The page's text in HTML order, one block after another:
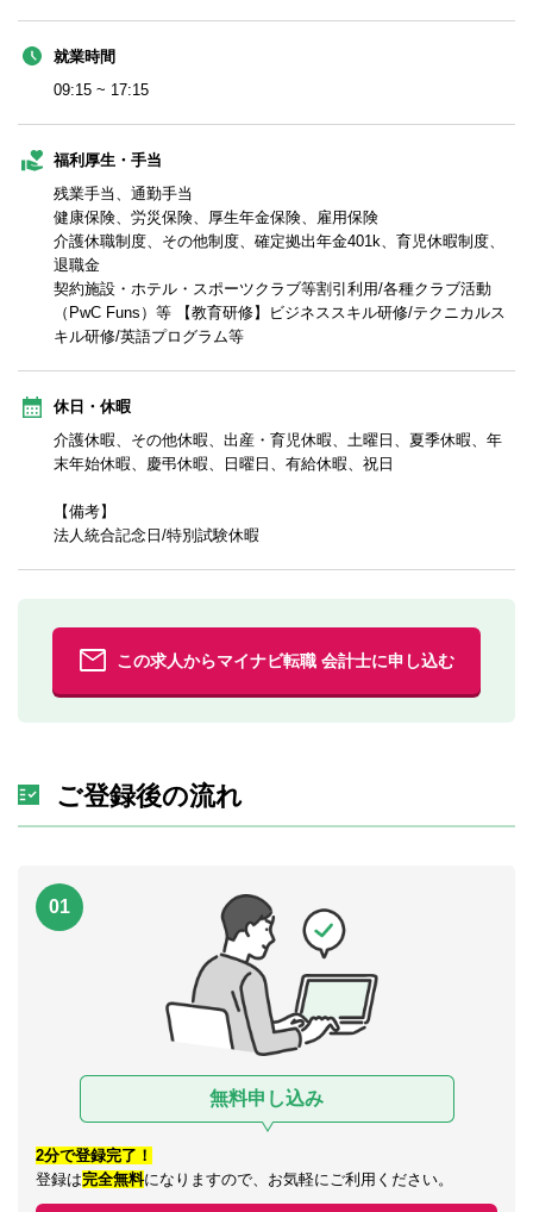
就業時間
09:15 ~ 17:15
福利厚生・手当
残業手当、通勤手当
健康保険、労災保険、厚生年金保険、雇用保険
介護休職制度、その他制度、確定拠出年金401k、育児休暇制度、
退職金
契約施設・ホテル・スポーツクラブ等割引利用/各種クラブ活動
（PwC Funs）等 【教育研修】ビジネススキル研修/テクニカルス
キル研修/英語プログラム等
休日・休暇
介護休暇、その他休暇、出産・育児休暇、土曜日、夏季休暇、年
末年始休暇、慶弔休暇、日曜日、有給休暇、祝日
【備考】
法人統合記念日/特別試験休暇
この求人からマイナビ転職 会計士に申し込む
ご登録後の流れ
01
無料申し込み
2分で登録完了！
登録は完全無料になりますので、お気軽にご利用ください。